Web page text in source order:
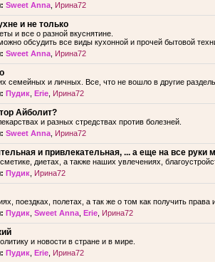
Sweet Anna Ирина72
и не только
и все о разной вкуснятине.
обсудить все виды кухонной и прочей бытовой
Sweet Anna Ирина72
семейных и личных. Все, что не вошло в другие
Пудик Erie Ирина72
Айболит?
и разных стредствах против болезней.
Sweet Anna Ирина72
и привлекательная, ... а еще на все руки
диетах, а также наших увлечениях,
Пудик Ирина72
поездках, полетах, а так же о том как получить права
Пудик Sweet Anna Erie Ирина72
и новости в стране и в мире.
Пудик Erie Ирина72